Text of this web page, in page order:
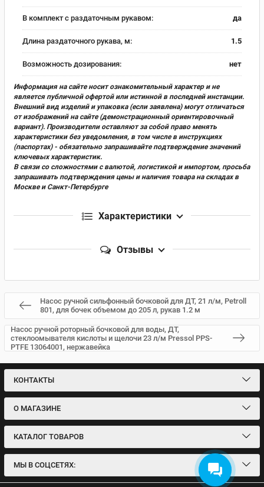
В комплект с раздаточным рукавом: да
Длина раздаточного рукава, м: 1.5
Возможность дозирования: нет
Информация на сайте носит ознакомительный характер и не
является публичной офертой или истинной в последней инстанции.
Внешний вид изделий и упаковка (если заявлена) могут отличаться
от изображений на сайте (демонстрационный ориентировочный
вариант). Производители оставляют за собой право менять
характеристики без уведомления, в том числе в инструкциях
(паспортах) - обязательно запрашивайте подтверждение значений
ключевых характеристик.
В связи со сложностями с валютой, логистикой и импортом, просьба
запрашивать подтверждения цены и наличия товара на складах в
Москве и Санкт-Петербурге
Характеристики
Отзывы
Насос ручной сильфонный бочковой для ДТ, 21 л/м, Petroll
801, для бочек объемом до 205 л, рукав 1.2 м
Насос ручной роторный бочковой для воды, ДТ,
стеклоомывателя кислоты и щелочи 23 л/м Pressol PPS-
PTFE 13064001, нержавейка
КОНТАКТЫ
О МАГАЗИНЕ
КАТАЛОГ ТОВАРОВ
МЫ В СОЦСЕТЯХ: